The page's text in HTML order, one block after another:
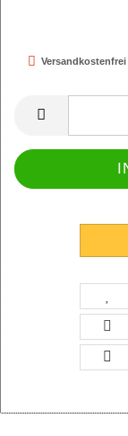
Versandkostenfrei